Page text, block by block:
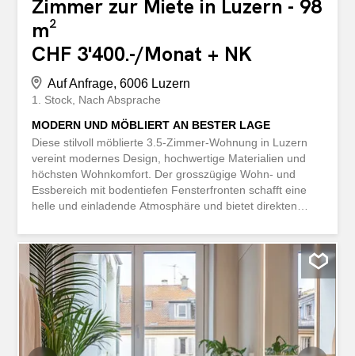
Zimmer zur Miete in Luzern - 98
m²
CHF 3'400.-/Monat + NK
Auf Anfrage, 6006 Luzern
1. Stock Nach Absprache
MODERN UND MÖBLIERT AN BESTER LAGE
Diese stilvoll möblierte 3.5-Zimmer-Wohnung in Luzern
vereint modernes Design, hochwertige Materialien und
höchsten Wohnkomfort. Der grosszügige Wohn- und
Essbereich mit bodentiefen Fensterfronten schafft eine
helle und einladende Atmosphäre und bietet direkten
Küche ist mit modernen Geräten ausgestattet und fügt
sich harmonisch in den Wohnraum ein. Das grosszügige
Schlafzimmer verfügt über einen Einbauschrank und
ebenfalls über einen Zugang zum Aussenbereich. Zwei
Badezimmer, ein zusätzliches Zimmer als Büro oder
Gästezimmer sowie ein eigener Waschturm sorgen für
maximalen Komfort. Ein Tiefgaragenplatz ist im Mietpreis
inbegriffen. Dieses BETTERHOMES-Angebot zeichnet